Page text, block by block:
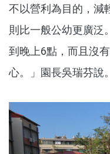
不以營利為目的，減
則比一般公幼更廣泛
到晚上6點，而且沒
心。」園長吳瑞芬說。